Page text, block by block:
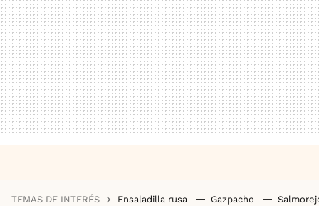
TEMAS DE INTERÉS Ensaladilla rusa Gazpacho